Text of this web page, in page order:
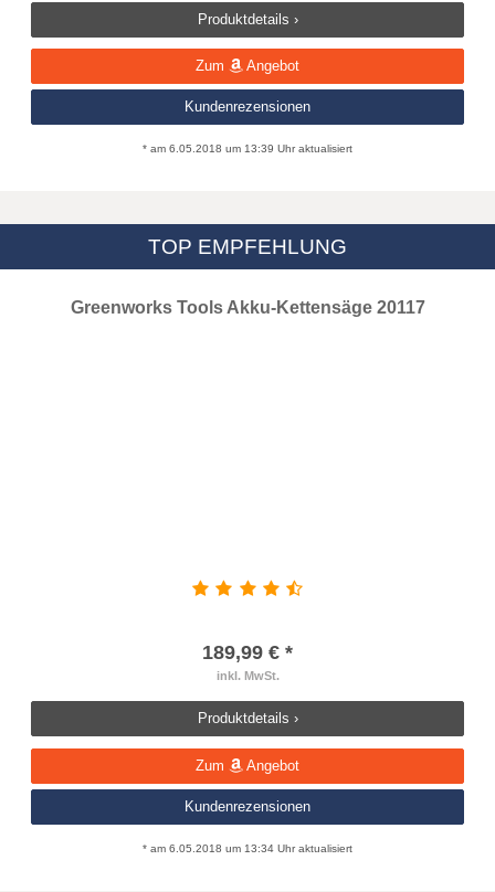
Produktdetails ›
Zum Angebot
Kundenrezensionen
* am 6.05.2018 um 13:39 Uhr aktualisiert
TOP EMPFEHLUNG
Greenworks Tools Akku-Kettensäge 20117
189,99 € *
inkl. MwSt.
Produktdetails ›
Zum Angebot
Kundenrezensionen
* am 6.05.2018 um 13:34 Uhr aktualisiert